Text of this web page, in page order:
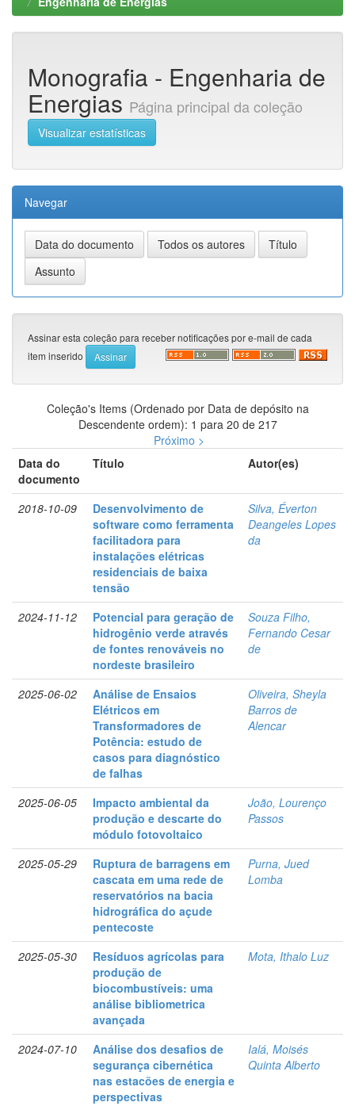
Monografia - Engenharia de
Energias Página principal da coleção
Visualizar estatísticas
Navegar
Assinar esta coleção para receber notificações por e-mail de cada
item inserido
Coleção's Items (Ordenado por Data de depósito na
Descendente ordem): 1 para 20 de 217
Próximo >
Data do
documento
Título Autor(es)
2018-10-09
Desenvolvimento de
software como ferramenta
facilitadora para
instalações elétricas
residenciais de baixa
tensão
Silva, Éverton
Deangeles Lopes
da
2024-11-12
Potencial para geração de
hidrogênio verde através
de fontes renováveis no
nordeste brasileiro
Souza Filho,
Fernando Cesar
de
2025-06-02
Análise de Ensaios
Elétricos em
Transformadores de
Potência: estudo de
casos para diagnóstico
de falhas
Oliveira, Sheyla
Barros de
Alencar
2025-06-05
Impacto ambiental da
produção e descarte do
módulo fotovoltaico
João, Lourenço
Passos
2025-05-29
Ruptura de barragens em
cascata em uma rede de
reservatórios na bacia
hidrográfica do açude
pentecoste
Purna, Jued
Lomba
2025-05-30
Resíduos agrícolas para
produção de
biocombustíveis: uma
análise bibliometrica
avançada
Mota, Ithalo Luz
2024-07-10
Análise dos desafios de
segurança cibernética
nas estacões de energia e
perspectivas
Ialá, Moisés
Quinta Alberto